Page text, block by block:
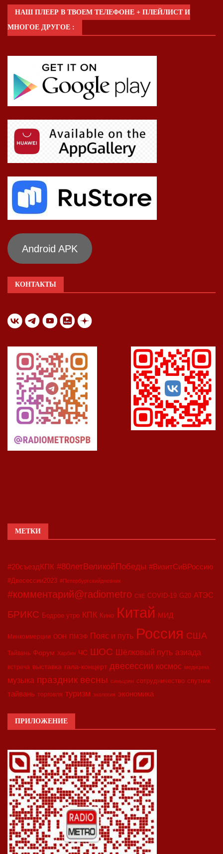
НАШ ПЛЕЕР В ТВОЕМ ТЕЛЕФОНЕ + ПЛЕЙЛИСТ И
МНОГОЕ ДРУГОЕ :
Android APK
КОНТАКТЫ
МЕТКИ
#20съездКПК #80летВеликойПобеды #ВизитСиВРоссию
#Двесессии2023 #Петербургскийдневник
#комментарий@radiometro CIIE COVID-19 G20 АТЭС
БРИКС Бодрое утро КПК Кино Китай МИД
Минкоммерции ООН ПМЭФ Пояс и путь Россия США
Тайвань Форум Харбин ЧС ШОС Шёлковый путь азиада
встреча выставка гала-концерт двесессии космос медицина
музыка праздник весны синьцзян сотрудничество спутник
тайвань торговля туризм экология экономика
ПРИЛОЖЕНИЕ